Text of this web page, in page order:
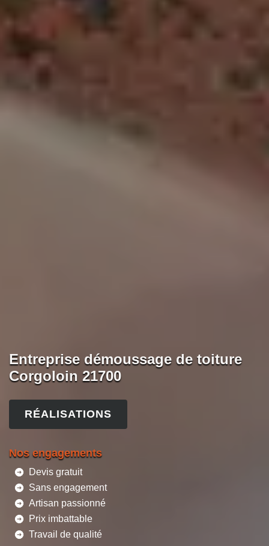
Entreprise démoussage de toiture
Corgoloin 21700
RÉALISATIONS
Nos engagements
Devis gratuit
Sans engagement
Artisan passionné
Prix imbattable
Travail de qualité